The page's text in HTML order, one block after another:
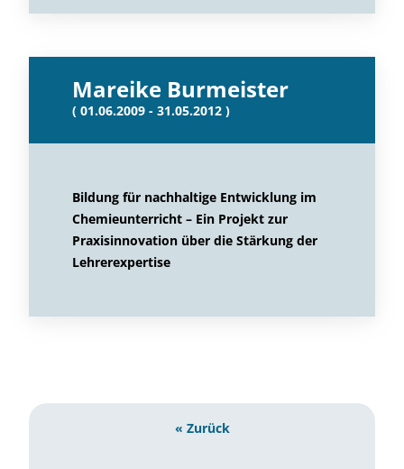
Mareike Burmeister
( 01.06.2009 - 31.05.2012 )
Bildung für nachhaltige Entwicklung im
Chemieunterricht – Ein Projekt zur
Praxisinnovation über die Stärkung der
Lehrerexpertise
« Zurück